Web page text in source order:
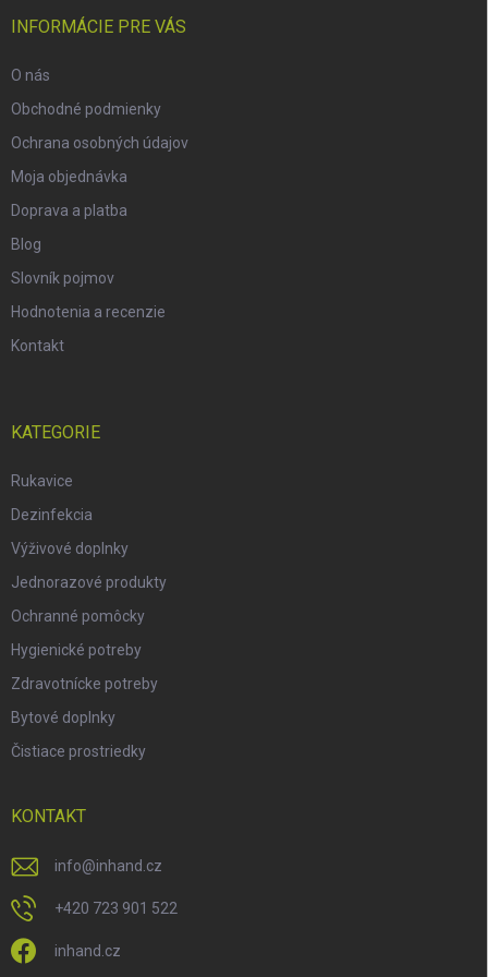
INFORMÁCIE PRE VÁS
O nás
Obchodné podmienky
Ochrana osobných údajov
Moja objednávka
Doprava a platba
Blog
Slovník pojmov
Hodnotenia a recenzie
Kontakt
KATEGORIE
Rukavice
Dezinfekcia
Výživové doplnky
Jednorazové produkty
Ochranné pomôcky
Hygienické potreby
Zdravotnícke potreby
Bytové doplnky
Čistiace prostriedky
KONTAKT
info@inhand.cz
+420 723 901 522
inhand.cz